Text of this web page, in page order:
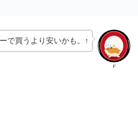
F
で買うより安いかも。↑